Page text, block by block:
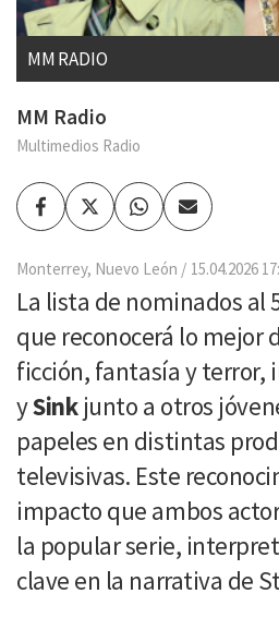
MM RADIO
MM Radio
Multimedios Radio
FacebookTwitterWhatsapp
Enviar
por
Monterrey, Nuevo León 15.04.2026
La lista de nominados al
que reconocerá lo mejor
ficción, fantasía y terror,
ySinkjunto a otros
papeles en distintas
televisivas. Este
impacto que ambos
la popular serie,
clave en la narrativa de